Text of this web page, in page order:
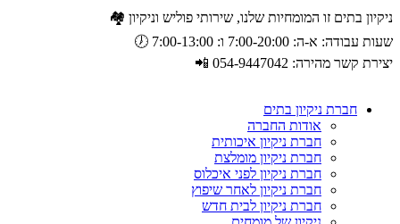
ניקיון בתים זו המומחיות שלנו, שירותי פוליש וניקיון 🏘️
שעות עבודה: א-ה: 7:00-20:00 ו: 7:00-13:00 🕖
יצירת קשר מהירה: 054-9447042 📲
חברת ניקיון בתים
אודות החברה
חברת ניקיון איכותית
חברת ניקיון מומלצת
חברת ניקיון לפני איכלוס
חברת ניקיון לאחר שיפוץ
חברת ניקיון לבית חדש